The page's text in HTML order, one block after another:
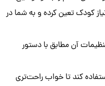
کودک تعین کرده و به شما در
آن مطابق با دستور
کند تا خواب راحت‌تری